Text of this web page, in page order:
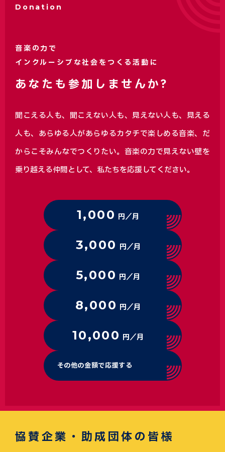
Donation
音楽の力で
インクルーシブな社会をつくる活動に
あなたも参加しませんか?
聞こえる人も、聞こえない人も、見えない人も、見える
人も、あらゆる人があらゆるカタチで楽しめる音楽、 だ
からこそみんなでつくりたい。音楽の力で見えない壁を
乗り越える仲間として、私たちを応援してください。
1,000 円／月
3,000 円／月
5,000 円／月
8,000 円／月
10,000 円／月
その他の金額で応援する
協賛企業・助成団体の皆様